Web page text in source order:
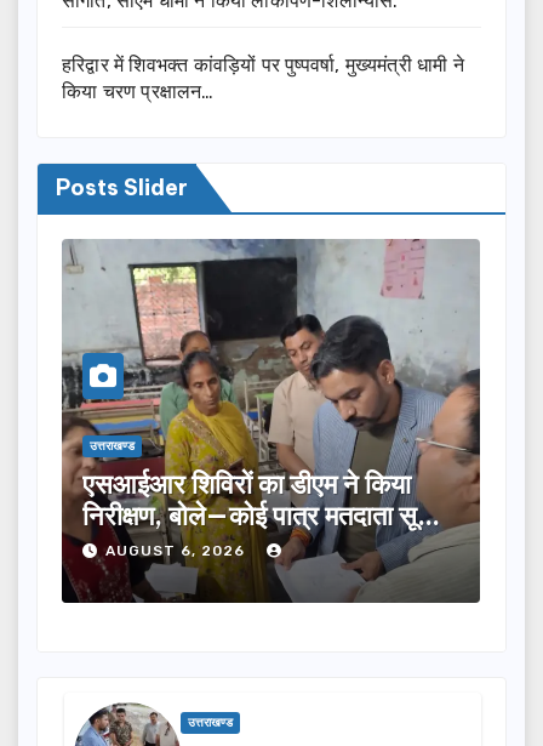
हरिद्वार में शिवभक्त कांवड़ियों पर पुष्पवर्षा, मुख्यमंत्री धामी ने
किया चरण प्रक्षालन…
Posts Slider
का डीएम ने किया
बोले—कोई पात्र मतदाता सूची
6, 2026
उत्तराखण्ड
तीलू रौतेली पुरस्कार
का चयन, 35 आंगनबाड़ी
होंगी सम्मानित…
AUGUST 6, 2026
उत्तराखण्ड